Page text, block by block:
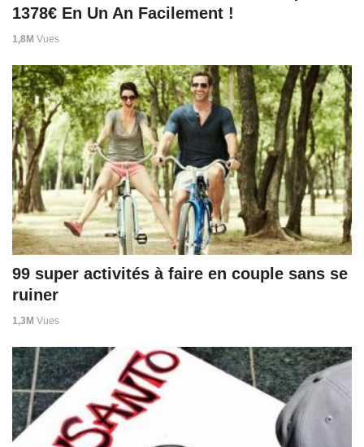
1378€ En Un An Facilement !
1,8M Vues
99 super activités à faire en couple sans se
ruiner
1,3M Vues